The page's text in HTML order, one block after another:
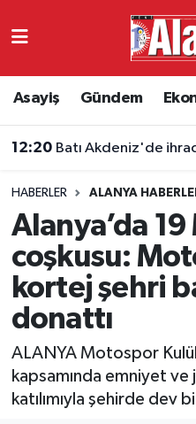
Asayiş Gündem
12:20 Batı Akdeniz'de ihracat
HABERLER ALANYA
Alanya’da 19
coşkusu:
kortej şehri
donattı
ALANYA Motospor
kapsamında emniyet
katılımıyla şehirde dev
Ekonomi
Resmi İlanlar
Alanyaspor
E-Gazete
Antalya Namaz
Süper Lig Puan
Tüm Manşetler
Haber Arşivi